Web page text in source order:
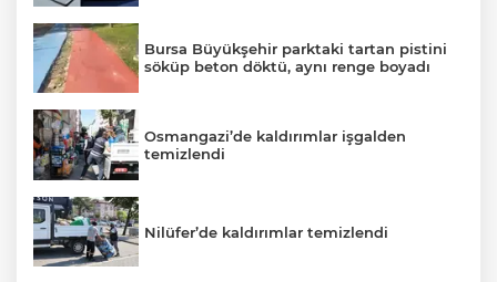
Bursa Büyükşehir parktaki tartan pistini
söküp beton döktü, aynı renge boyadı
Osmangazi’de kaldırımlar işgalden
temizlendi
Nilüfer’de kaldırımlar temizlendi